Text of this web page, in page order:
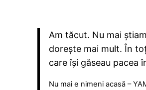
Am tăcut. Nu mai
dorește mai mult. În
care își găseau pacea
Nu mai e nimeni acasă –